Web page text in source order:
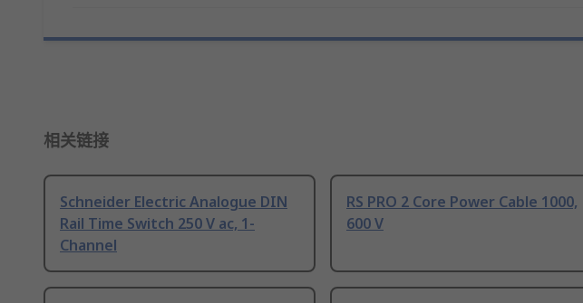
相关链接
Schneider Electric Analogue DIN
Rail Time Switch 250 V ac, 1-
Channel
RS PRO 2 Core Power Cable 1000,
600 V